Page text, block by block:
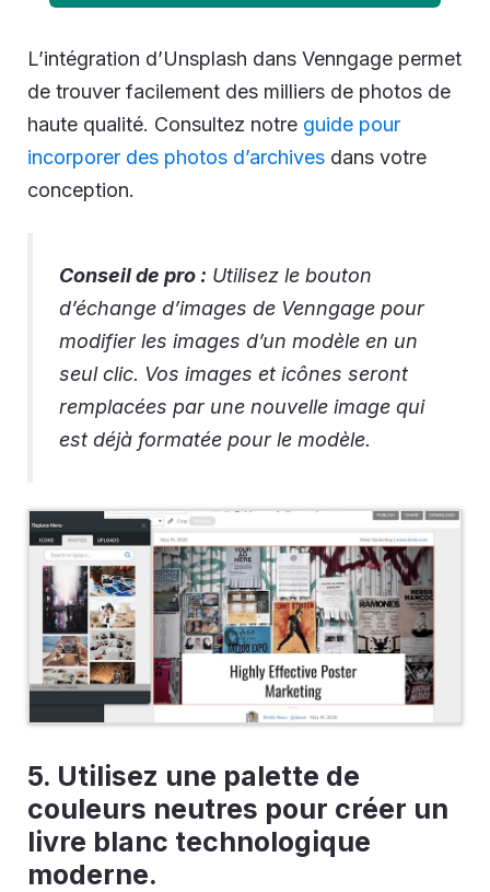
L’intégration d’Unsplash dans Venngage permet
de trouver facilement des milliers de photos de
haute qualité. Consultez notre guide pour
incorporer des photos d’archives dans votre
conception.
Conseil de pro : Utilisez le bouton
d’échange d’images de Venngage pour
modifier les images d’un modèle en un
seul clic. Vos images et icônes seront
remplacées par une nouvelle image qui
est déjà formatée pour le modèle.
5. Utilisez une palette de
couleurs neutres pour créer un
livre blanc technologique
moderne.